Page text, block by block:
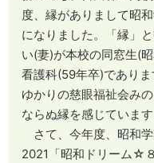
度、縁がありまして昭
になりました。「縁」
い(妻)が本校の同窓生(
看護科(59年卒)であり
ゆかりの慈眼福祉会み
ならぬ縁を感じています
さて、今年度、昭和
2021「昭和ドリーム☆